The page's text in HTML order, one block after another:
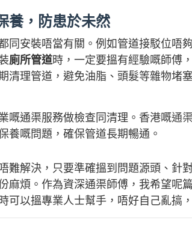
養，防患於未然
同安裝唔當有關。例如管道接駁位唔
廁所管道時，一定要搵有經驗嘅師傅
清理管道，避免油脂、頭髮等雜物堵
嘅通渠服務做檢查同清理。香港嘅通渠
養嘅問題，確保管道長期暢通。
難解決，只要準確搵到問題源頭、針
麻煩。作為資深通渠師傅，我希望呢
可以搵專業人士幫手，唔好自己亂搞